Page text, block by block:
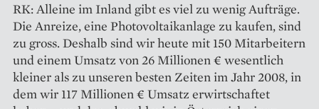
RK: Alleine im Inland gibt es viel zu wenig Aufträge.
Die Anreize, eine Photovoltaikanlage zu kaufen, sind
zu gross. Deshalb sind wir heute mit 150 Mitarbeitern
und einem Umsatz von 26 Millionen € wesentlich
kleiner als zu unseren besten Zeiten im Jahr 2008, in
dem wir 117 Millionen € Umsatz erwirtschaftet